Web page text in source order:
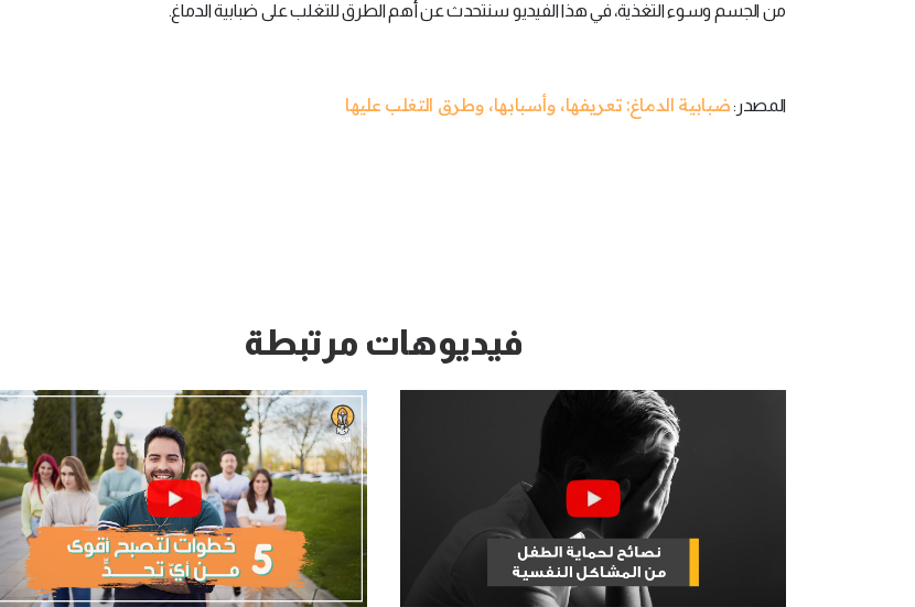
من الجسم وسوء التغذية، في هذا الفيديو سنتحدث عن أهم الطرق للتغلب على ضبابية الدماغ.
المصدر:ضبابية الدماغ: تعريفها، وأسبابها، وطرق التغلب عليها
فيديوهات مرتبطة